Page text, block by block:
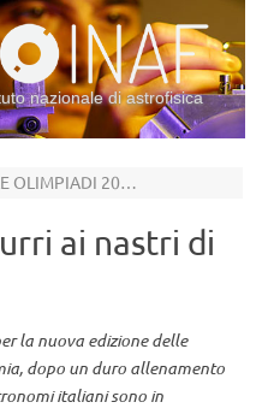
nazionale di astrofisica
APERTE LE ISCRIZIONI PER LE OLIMPIADI 2011
ai nastri di
la nuova edizione delle
dopo un duro allenamento
italiani sono in